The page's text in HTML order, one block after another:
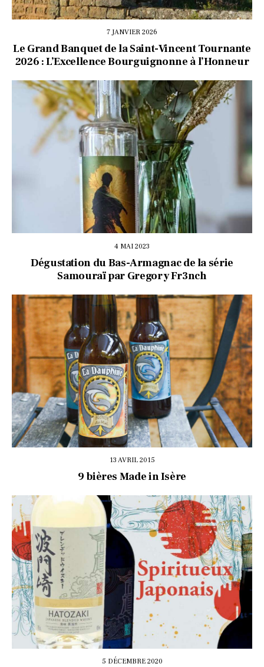
7 JANVIER 2026
Le Grand Banquet de la Saint-Vincent Tournante
2026 : L’Excellence Bourguignonne à l’Honneur
4 MAI 2023
Dégustation du Bas-Armagnac de la série
Samouraï par Gregory Fr3nch
13 AVRIL 2015
9 bières Made in Isère
5 DÉCEMBRE 2020